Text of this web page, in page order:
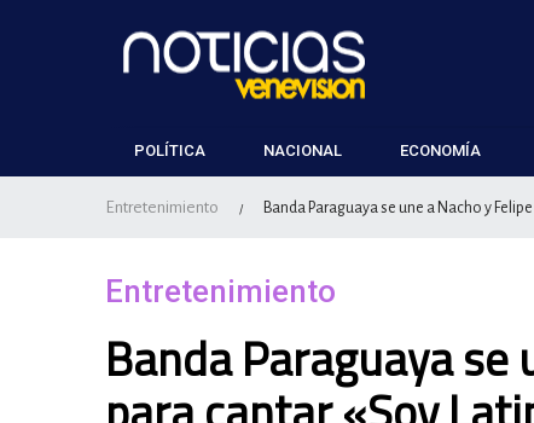
POLÍTICA NACIONAL ECONOMÍA
Entretenimiento / Banda Paraguaya se une a Nacho y
Entretenimiento
Banda Paraguaya se